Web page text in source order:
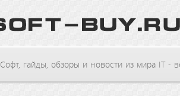
Софт, гайды, обзоры и новости из мира IT -